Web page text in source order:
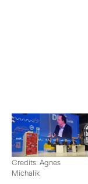
Credits: Agnes
Michalik